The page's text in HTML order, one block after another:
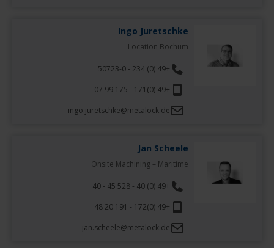
Ingo Juretschke
Location Bochum
+49 (0) 234 - 50723-0
+49 (0)171 - 175 99 07
ingo.juretschke@metalock.de
Jan Scheele
Onsite Machining – Maritime
+49 (0) 40 - 528 45 - 40
+49 (0)172 - 191 20 48
jan.scheele@metalock.de